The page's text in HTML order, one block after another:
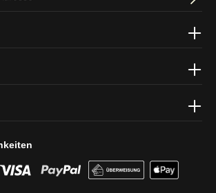
und bin mit ihnen einverstanden.